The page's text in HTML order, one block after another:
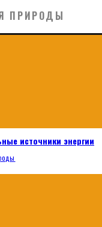
ПРИРОДЫ
источники энергии